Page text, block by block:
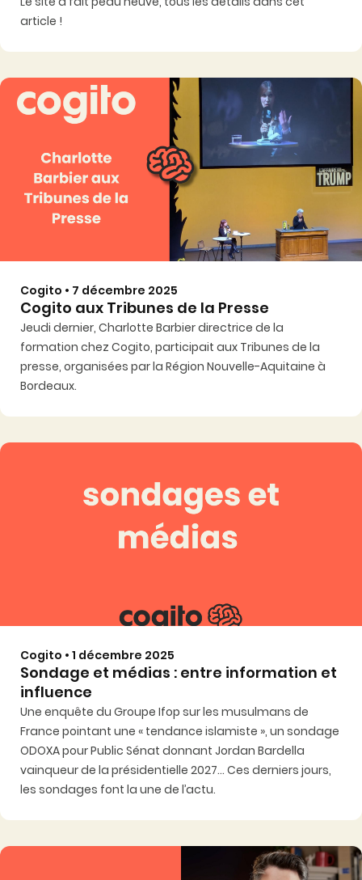
article !
Cogito • 7 décembre 2025
Cogito aux Tribunes de la Presse
Jeudi dernier, Charlotte Barbier directrice de la
formation chez Cogito, participait aux Tribunes de la
presse, organisées par la Région Nouvelle-Aquitaine à
Bordeaux.
Cogito • 1 décembre 2025
Sondage et médias : entre information et
influence
Une enquête du Groupe Ifop sur les musulmans de
France pointant une « tendance islamiste », un sondage
ODOXA pour Public Sénat donnant Jordan Bardella
vainqueur de la présidentielle 2027... Ces derniers jours,
les sondages font la une de l’actu.